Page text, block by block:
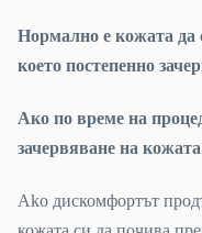
Нормално е кожата да
което постепенно
Ако по време на
зачервяване на
Ako дискомфортът